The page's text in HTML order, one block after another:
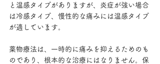
と温感タイプがありますが、炎症が強い場合
は冷感タイプ、慢性的な痛みには温感タイプ
が適しています。
薬物療法は、一時的に痛みを抑えるためのも
のであり、根本的な治療にはなりません。保